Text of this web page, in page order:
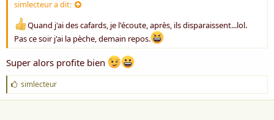
simlecteur a dit:
Quand j'ai des cafards, je l'écoute, après, ils disparaissent...lol.
Pas ce soir j'ai la pèche, demain repos.
Super alors profite bien
J
'
a
simlecteur